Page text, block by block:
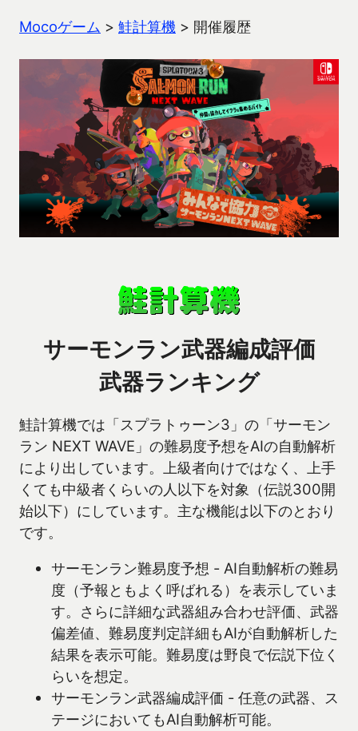
Mocoゲーム > 鮭計算機 > 開催履歴
サーモンラン武器編成評価
武器ランキング
鮭計算機では「スプラトゥーン3」の「サーモン
ラン NEXT WAVE」の難易度予想をAIの自動解析
により出しています。上級者向けではなく、上手
くても中級者くらいの人以下を対象（伝説300開
始以下）にしています。主な機能は以下のとおり
です。
サーモンラン難易度予想 - AI自動解析の難易
度（予報ともよく呼ばれる）を表示していま
す。さらに詳細な武器組み合わせ評価、武器
偏差値、難易度判定詳細もAIが自動解析した
結果を表示可能。難易度は野良で伝説下位く
らいを想定。
サーモンラン武器編成評価 - 任意の武器、ス
テージにおいてもAI自動解析可能。